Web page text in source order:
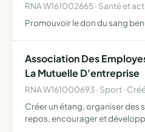
RNA W161002665 · Santé et
Promouvoir le don du sang
Association Des
La Mutuelle D'entreprise
RNA W161000693 · Sport ·
Créer un étang, organiser des
repos, encourager et